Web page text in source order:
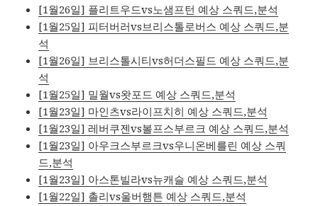
[1월26일] 플리트우드vs노샘프턴 예상 스쿼드,분석
[1월25일] 피터버러vs브리스톨로버스 예상 스쿼드,분
석
[1월26일] 브리스톨시티vs허더스필드 예상 스쿼드,분
석
[1월25일] 밀월vs왓포드 예상 스쿼드,분석
[1월23일] 마인츠vs라이프치히 예상 스쿼드,분석
[1월23일] 레버쿠젠vs볼프스부르크 예상 스쿼드,분석
[1월23일] 아우크스부르크vs우니온베를린 예상 스쿼
드,분석
[1월23일] 아스톤빌라vs뉴캐슬 예상 스쿼드,분석
[1월22일] 촐리vs울버햄튼 예상 스쿼드,분석